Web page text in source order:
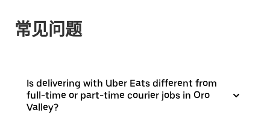
常见问题
Is delivering with Uber Eats different from
full-time or part-time courier jobs in Oro
Valley?